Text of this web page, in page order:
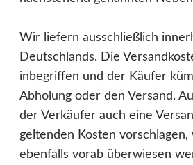
Wir liefern ausschließlich
Deutschlands. Die
inbegriffen und der Käufer
Abholung oder den Versand.
der Verkäufer auch eine
geltenden Kosten vorschlagen,
ebenfalls vorab überwiesen